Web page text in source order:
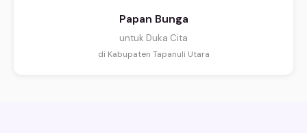
Papan Bunga
untuk Duka Cita
di Kabupaten Tapanuli Utara